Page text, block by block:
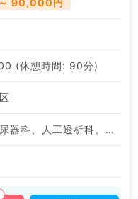
90,000円
(休憩時間: 90分)
心臓血管外科、泌尿器科、人工透析科、循環器内科、内分泌・代謝内科、腎臓内科